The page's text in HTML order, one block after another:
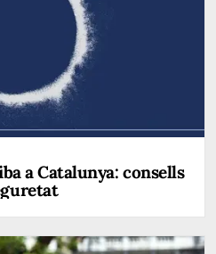
a Catalunya: consells